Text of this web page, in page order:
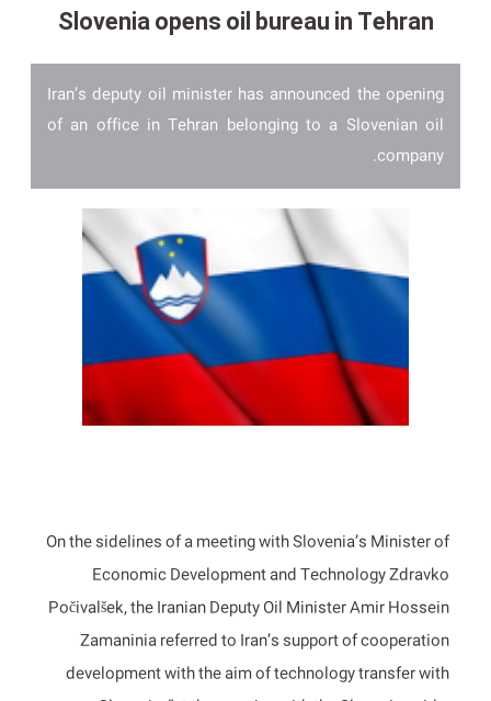
Slovenia opens oil bureau in Tehran
Iran’s deputy oil minister has announced the opening
of an office in Tehran belonging to a Slovenian oil
company.
On the sidelines of a meeting with Slovenia’s Minister of
Economic Development and Technology Zdravko
Počivalšek, the Iranian Deputy Oil Minister Amir Hossein
Zamaninia referred to Iran’s support of cooperation
development with the aim of technology transfer with